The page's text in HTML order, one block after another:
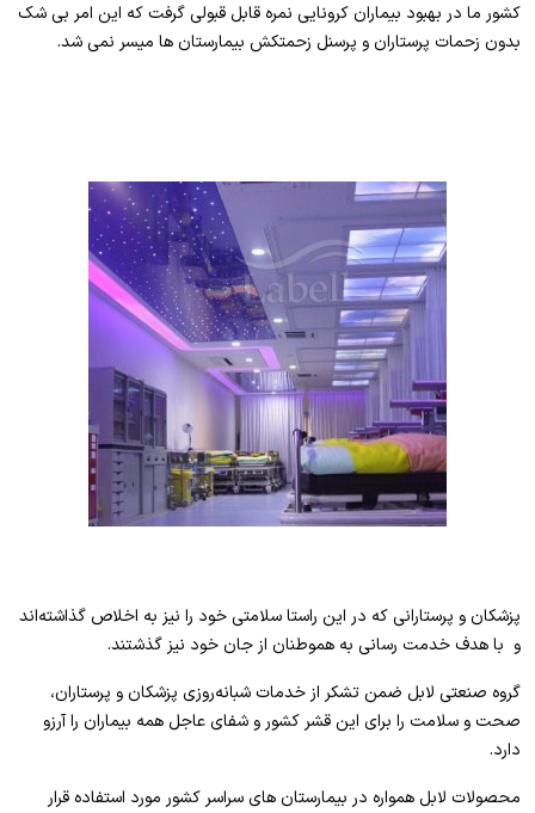
کشور ما در بهبود بیماران کرونایی نمره قابل قبولی گرفت که این امر بی شک
بدون زحمات پرستاران و پرسنل زحمتکش بیمارستان ها میسر نمی شد.
پزشکان و پرستارانی که در این راستا سلامتی خود را نیز به اخلاص گذاشته‌اند
و با هدف خدمت رسانی به هموطنان از جان خود نیز گذشتند.
گروه صنعتی لابل ضمن تشکر از خدمات شبانه‌روزی پزشکان و پرستاران،
صحت و سلامت را برای این قشر کشور و شفای عاجل همه بیماران را آرزو
دارد.
محصولات لابل همواره در بیمارستان های سراسر کشور مورد استفاده قرار